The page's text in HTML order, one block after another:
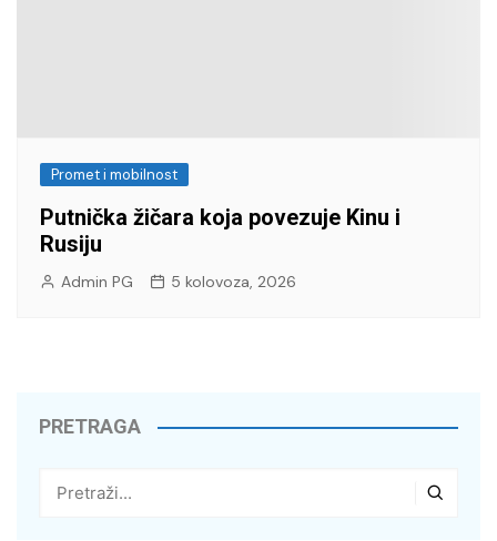
Promet i mobilnost
Putnička žičara koja povezuje Kinu i
Rusiju
Admin PG 5 kolovoza, 2026
PRETRAGA